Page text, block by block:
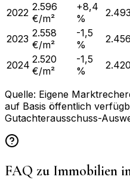
2022 2.596
€/m²
+8,4
%
2023 2.558
€/m²
-1,5
%
2024 2.520
€/m²
-1,5
%
Quelle: Eigene
auf Basis öffentlich
Gutachterausschuss-
FAQ zu Immobilien